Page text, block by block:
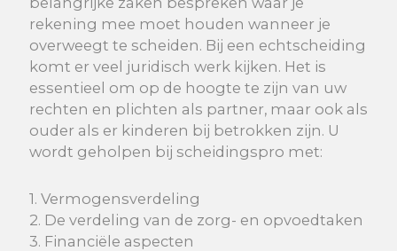
rekening mee moet houden wanneer je
overweegt te scheiden. Bij een echtscheiding
komt er veel juridisch werk kijken. Het is
essentieel om op de hoogte te zijn van uw
rechten en plichten als partner, maar ook als
ouder als er kinderen bij betrokken zijn. U
wordt geholpen bij scheidingspro met:
1. Vermogensverdeling
2. De verdeling van de zorg- en opvoedtaken
3. Financiële aspecten